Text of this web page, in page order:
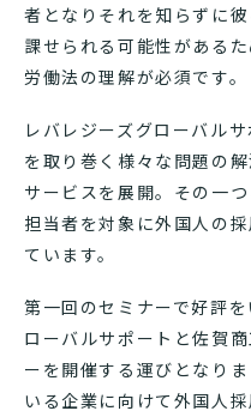
者となりそれを知らずに
課せられる可能性がある
労働法の理解が必須です。
レバレジーズグローバル
を取り巻く様々な問題の
サービスを展開。その一
担当者を対象に外国人の
ています。
第一回のセミナーで好評
ローバルサポートと佐賀
ーを開催する運びとなり
いる企業に向けて外国人